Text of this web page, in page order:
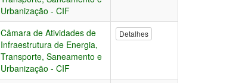
Urbanização - CIF
Câmara de Atividades de
Infraestrutura de Energia,
Transporte, Saneamento e
Urbanização - CIF
Detalhes